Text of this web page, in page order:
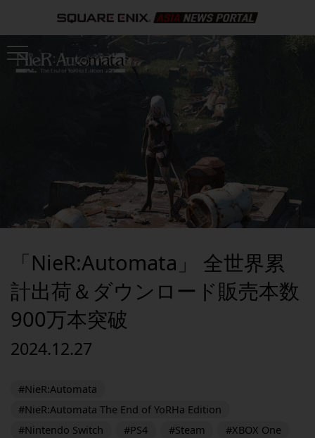
「NieR:Automata」 全世界累
計出荷＆ダウンロード販売本数
900万本突破
2024.12.27
#NieR:Automata
#NieR:Automata The End of YoRHa Edition
#Nintendo Switch
#PS4 #Steam #XBOX One